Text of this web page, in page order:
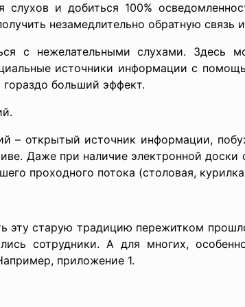
слухов и добиться 100%
незамедлительно обратную связь
с нежелательными слухами. Здесь
источники информации с
больший эффект.
– открытый источник информации,
Даже при наличие электронной
проходного потока (столовая,
эту старую традицию пережитком
сотрудники. А для многих,
приложение 1.